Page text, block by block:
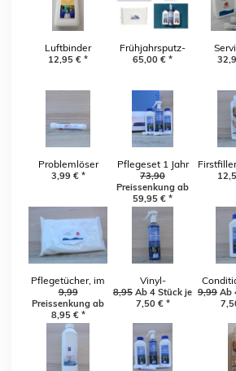
Luftbinder
12,95 € *
Frühjahrsputz-
Paket
65,00 € *
Problemlöser
gegen
3,99 € *
Pflegeset 1 Jahr
inkl. 1
Spannbettlaken
(2 Optiwet
GRATIS)
73,90
Preissenkung ab
59,95 € *
bei
Pflegetücher, im
Handumdrehen
ein sauberes Bett
9,99
Preissenkung ab
8,95 € *
Vinyl-
Pflegespray
8,95 Ab 4 Stück je
7,50 € *
ml
9,99 Ab